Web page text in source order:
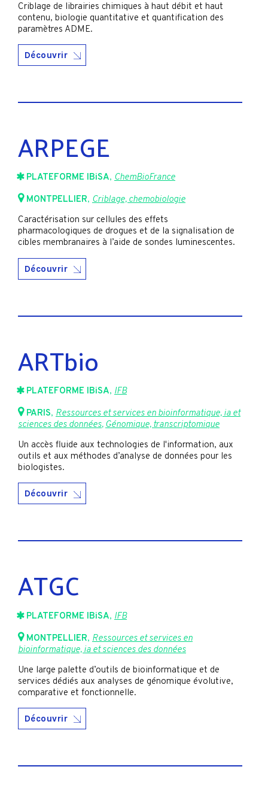
Criblage de librairies chimiques à haut débit et haut
contenu, biologie quantitative et quantification des
paramètres ADME.
Découvrir
ARPEGE
PLATEFORME IBiSA, ChemBioFrance
MONTPELLIER, Criblage, chemobiologie
Caractérisation sur cellules des effets
pharmacologiques de drogues et de la signalisation de
cibles membranaires à l’aide de sondes luminescentes.
Découvrir
ARTbio
PLATEFORME IBiSA, IFB
PARIS, Ressources et services en bioinformatique, ia et
sciences des données,Génomique, transcriptomique
Un accès fluide aux technologies de l'information, aux
outils et aux méthodes d’analyse de données pour les
biologistes.
Découvrir
ATGC
PLATEFORME IBiSA, IFB
MONTPELLIER, Ressources et services en
bioinformatique, ia et sciences des données
Une large palette d’outils de bioinformatique et de
services dédiés aux analyses de génomique évolutive,
comparative et fonctionnelle.
Découvrir